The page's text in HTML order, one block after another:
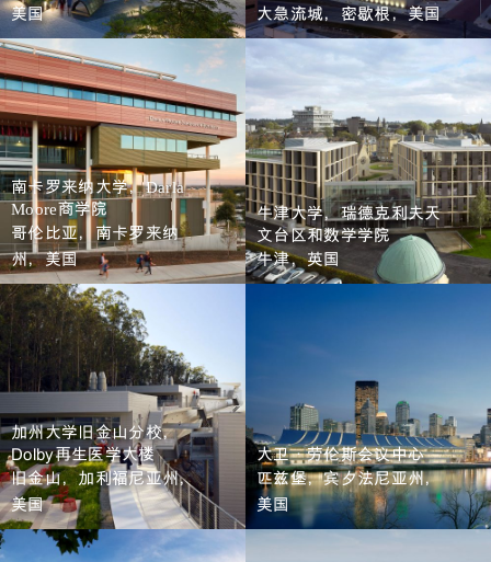
美国
大急流城，密歇根，美国
南卡罗来纳大学，Darla
Moore商学院
哥伦比亚，南卡罗来纳
州，美国
牛津大学，瑞德克利夫天
文台区和数学学院
牛津，英国
加州大学旧金山分校，
Dolby再生医学大楼
旧金山，加利福尼亚州，
美国
大卫·劳伦斯会议中心
匹兹堡，宾夕法尼亚州，
美国